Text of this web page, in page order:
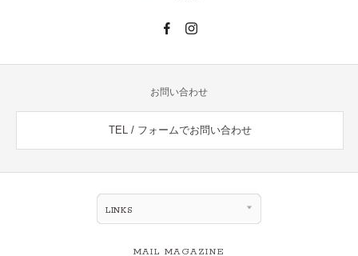
お問い合わせ
TEL / フォームでお問い合わせ
LINKS
MAIL MAGAZINE